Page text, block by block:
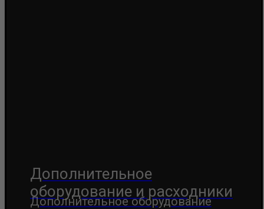
Дополнительное
оборудование и расходники
Дополнительное оборудование